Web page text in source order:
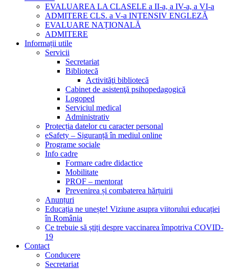
EVALUAREA LA CLASELE a II-a, a IV-a, a VI-a
ADMITERE CLS. a V-a INTENSIV ENGLEZĂ
EVALUARE NAȚIONALĂ
ADMITERE
Informații utile
Servicii
Secretariat
Bibliotecă
Activităţi bibliotecă
Cabinet de asistenţă psihopedagogică
Logoped
Serviciul medical
Administrativ
Protecția datelor cu caracter personal
eSafety – Siguranță în mediul online
Programe sociale
Info cadre
Formare cadre didactice
Mobilitate
PROF – mentorat
Prevenirea și combaterea hărțuirii
Anunțuri
Educația ne unește! Viziune asupra viitorului educației
în România
Ce trebuie să știți despre vaccinarea împotriva COVID-
19
Contact
Conducere
Secretariat